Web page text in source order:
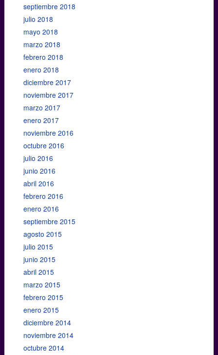
septiembre 2018
julio 2018
mayo 2018
marzo 2018
febrero 2018
enero 2018
diciembre 2017
noviembre 2017
marzo 2017
enero 2017
noviembre 2016
octubre 2016
julio 2016
junio 2016
abril 2016
febrero 2016
enero 2016
septiembre 2015
agosto 2015
julio 2015
junio 2015
abril 2015
marzo 2015
febrero 2015
enero 2015
diciembre 2014
noviembre 2014
octubre 2014